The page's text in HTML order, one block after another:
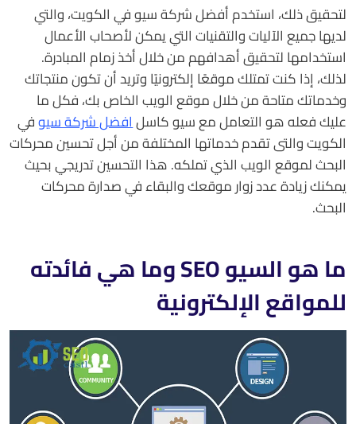
لتحقيق ذلك، استخدم أفضل شركة سيو في الكويت، والتي
لديها جميع الآليات والتقنيات التي يمكن لأصحاب الأعمال
استخدامها لتحقيق أهدافهم من خلال أخذ زمام المبادرة.
لذلك، إذا كنت تمتلك موقعًا إلكترونيًا وتريد أن تكون منتجاتك
وخدماتك متاحة من خلال موقع الويب الخاص بك، فكل ما
عليك فعله هو التعامل مع سيو كاسلافضل شركة سيوفي
الكويت والتى تقدم خدماتها المختلفة من أجل تحسين محركات
البحث لموقع الويب الذي تملكه. هذا التحسين تدريجي بحيث
يمكنك زيادة عدد زوار موقعك والبقاء في صدارة محركات
البحث.
ما هو السيو SEO وما هي فائدته
للمواقع الإلكترونية